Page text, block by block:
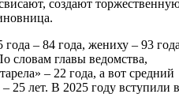
создают
– 84 года, жениху – 93
словам главы ведомства,
– 22 года, а вот средний
25 лет. В 2025 году вступили в